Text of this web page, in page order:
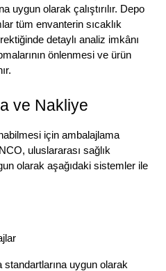
uygun olarak çalıştırılır. Depo
tüm envanterin sıcaklık
detaylı analiz imkânı
önlenmesi ve ürün
ve Nakliye
için ambalajlama
uluslararası sağlık
olarak aşağıdaki sistemler ile
uygun olarak